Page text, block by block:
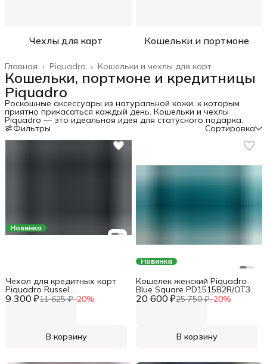
Чехлы для карт Кошельки и портмоне
Кошельки и чехлы для карт
Piquadro ›
Главная ›
Кошельки, портмоне и кредитницы
Piquadro
Роскошные аксессуары из натуральной кожи, к которым
приятно прикасаться каждый день. Кошельки и чехлы
Piquadro — это идеальная идея для статусного подарка.
Фильтры Сортировка
Новинка
9 300 ₽11 625 ₽−20%
Чехол для кредитных карт
Piquadro Russel
PP2762W137R/N черный
В корзину
Новинка
20 600 ₽25 750 ₽−20%
Кошелек женский Piquadro
Blue Square PD1515B2R/OT3
бирюзовый натур.кожа
В корзину